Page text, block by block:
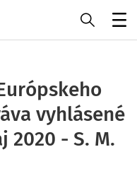
vyhlásené
- S. M.